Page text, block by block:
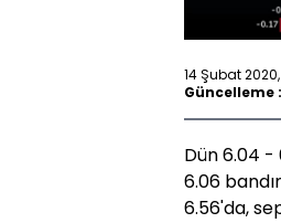
14 Şubat
Güncelleme :
Dün 6.04 -
6.06
6.56'da,